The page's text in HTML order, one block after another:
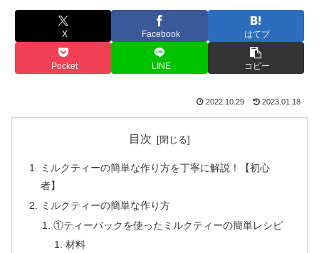
X Facebook はてブ
Pocket LINE コピー
2022.10.29 2023.01.18
目次
ミルクティーの簡単な作り方を丁寧に解説！【初心
者】
ミルクティーの簡単な作り方
①ティーバックを使ったミルクティーの簡単レシピ
材料